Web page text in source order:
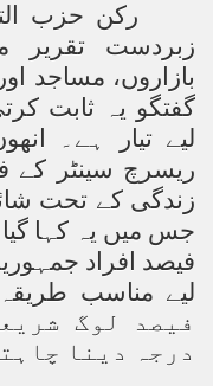
رکن حزب
زبردست تقریر
بازاروں، مساجد
گفتگو یہ ثابت
ریسرچ سینٹر کے
زندگی کے تحت
فیصد افراد
فیصد لوگ
درجہ دینا